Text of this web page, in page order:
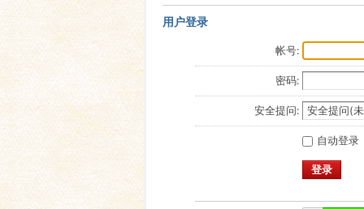
用户登录
帐号:
密码:
安全提问:
自动登录
登录